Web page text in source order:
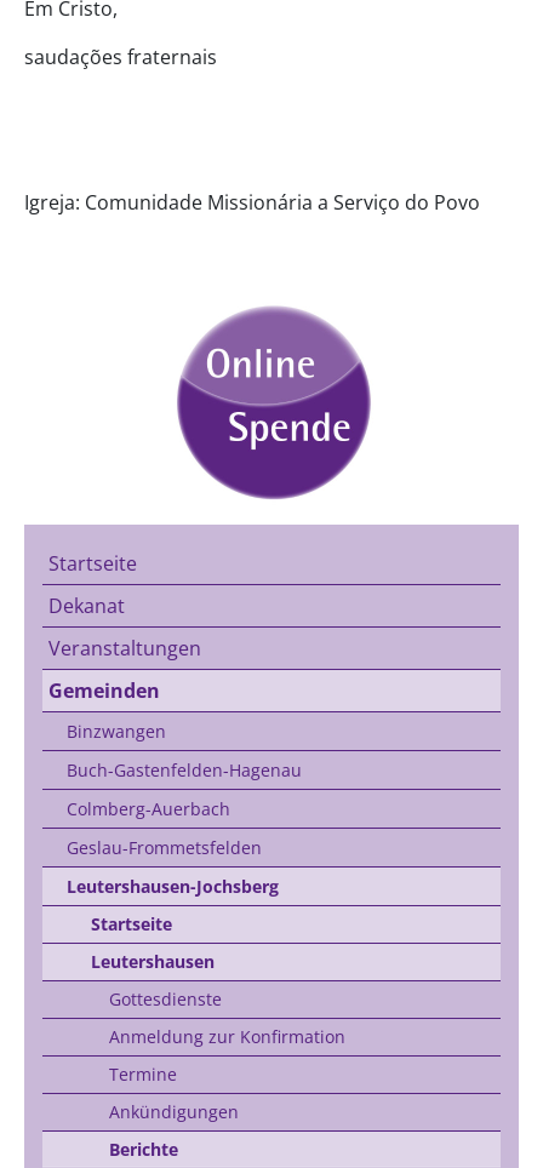
Em Cristo,
saudações fraternais
Igreja: Comunidade Missionária a Serviço do Povo
Startseite
Dekanat
Veranstaltungen
Gemeinden
Binzwangen
Buch-Gastenfelden-Hagenau
Colmberg-Auerbach
Geslau-Frommetsfelden
Leutershausen-Jochsberg
Startseite
Leutershausen
Gottesdienste
Anmeldung zur Konfirmation
Termine
Ankündigungen
Berichte